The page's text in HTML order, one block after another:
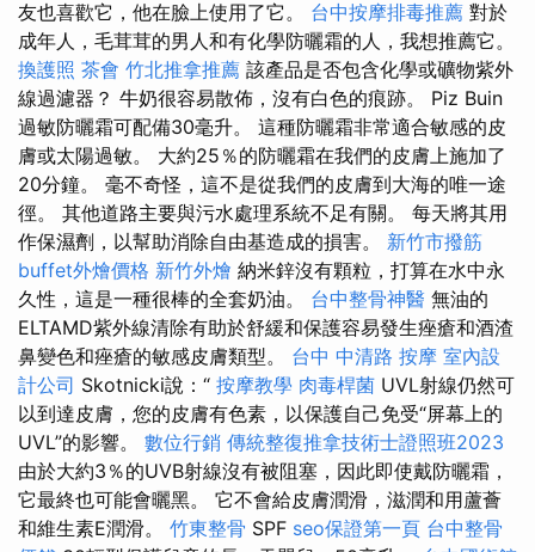
友也喜歡它，他在臉上使用了它。 台中按摩排毒推薦 對於
成年人，毛茸茸的男人和有化學防曬霜的人，我想推薦它。
換護照 茶會 竹北推拿推薦 該產品是否包含化學或礦物紫外
線過濾器？ 牛奶很容易散佈，沒有白色的痕跡。 Piz Buin
過敏防曬霜可配備30毫升。 這種防曬霜非常適合敏感的皮
膚或太陽過敏。 大約25％的防曬霜在我們的皮膚上施加了
20分鐘。 毫不奇怪，這不是從我們的皮膚到大海的唯一途
徑。 其他道路主要與污水處理系統不足有關。 每天將其用
作保濕劑，以幫助消除自由基造成的損害。 新竹市撥筋
buffet外燴價格 新竹外燴 納米鋅沒有顆粒，打算在水中永
久性，這是一種很棒的全套奶油。 台中整骨神醫 無油的
ELTAMD紫外線清除有助於舒緩和保護容易發生痤瘡和酒渣
鼻變色和痤瘡的敏感皮膚類型。 台中 中清路 按摩 室內設
計公司 Skotnicki說：“ 按摩教學 肉毒桿菌 UVL射線仍然可
以到達皮膚，您的皮膚有色素，以保護自己免受“屏幕上的
UVL”的影響。 數位行銷 傳統整復推拿技術士證照班2023
由於大約3％的UVB射線沒有被阻塞，因此即使戴防曬霜，
它最終也可能會曬黑。 它不會給皮膚潤滑，滋潤和用蘆薈
和維生素E潤滑。 竹東整骨 SPF seo保證第一頁 台中整骨